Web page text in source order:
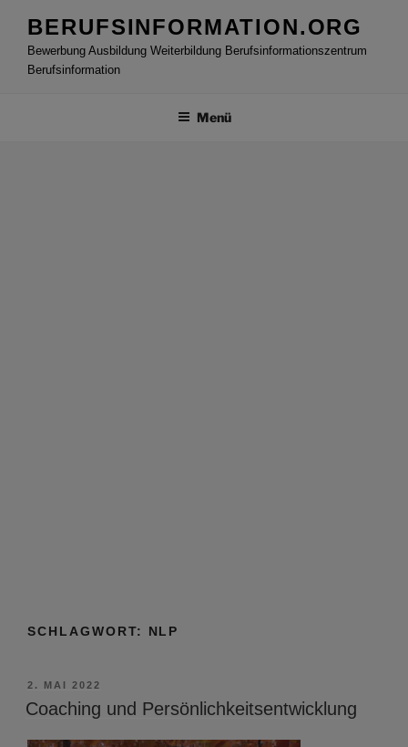
Inhalt
springen
BERUFSINFORMATION.ORG
Bewerbung Ausbildung Weiterbildung Berufsinformationszentrum
Berufsinformation
Menü
SCHLAGWORT: NLP
VERÖFFENTLICHT
AM
2. MAI 2022
Coaching und Persönlichkeitsentwicklung